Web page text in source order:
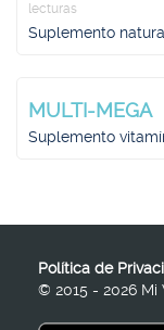
lecturas
Suplemento
MULTI-MEGA
Suplemento
Política de
© 2015 - 2026 Mi